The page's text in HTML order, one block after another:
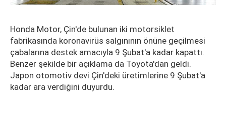
Honda Motor, Çin'de bulunan iki motorsiklet
fabrikasında koronavirüs salgınının önüne geçilmesi
çabalarına destek amacıyla 9 Şubat'a kadar kapattı.
Benzer şekilde bir açıklama da Toyota'dan geldi.
Japon otomotiv devi Çin'deki üretimlerine 9 Şubat'a
kadar ara verdiğini duyurdu.